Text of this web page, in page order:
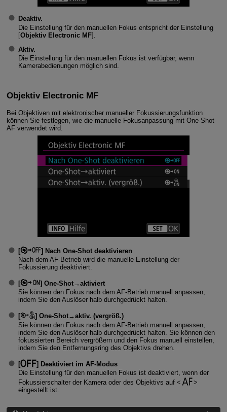
Deaktiv.
Die Einstellung für den manuellen Fokus entspricht der Einstellung
[Objektiv Electronic MF].
Aktiv.
Die Einstellung für den manuellen Fokus ist verfügbar, wenn
Kamerabedienungen möglich sind.
Objektiv Electronic MF
Bei Objektiven mit elektronischer manueller Fokussierungsfunktion
können Sie festlegen, wie die manuelle Fokusanpassung mit One-Shot
AF verwendet wird.
[ ] Nach One-Shot deaktivieren
Nach dem AF-Betrieb wird die manuelle Einstellung der
Fokussierung deaktiviert.
[ ] One-Shot→aktiviert
Sie können den Fokus nach dem AF-Betrieb manuell anpassen,
indem Sie den Auslöser halb durchgedrückt halten.
[ ] One-Shot→aktiv. (vergröß.)
Sie können den Fokus nach dem AF-Betrieb manuell anpassen,
indem Sie den Auslöser halb durchgedrückt halten. Sie können den
fokussierten Bereich vergrößern und den Fokus manuell einstellen,
indem Sie den Entfernungsring des Objektivs drehen.
[ ] Deaktiviert im AF-Modus
Die Einstellung für den manuellen Fokus ist deaktiviert, wenn der
Fokussierschalter der Kamera oder des Objektivs auf
eingestellt ist.